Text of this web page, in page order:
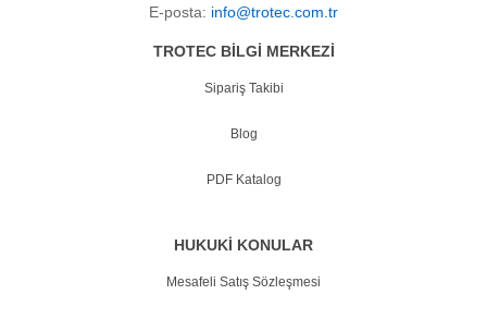
E-posta: info@trotec.com.tr
TROTEC BİLGİ MERKEZİ
Sipariş Takibi
Blog
PDF Katalog
HUKUKİ KONULAR
Mesafeli Satış Sözleşmesi